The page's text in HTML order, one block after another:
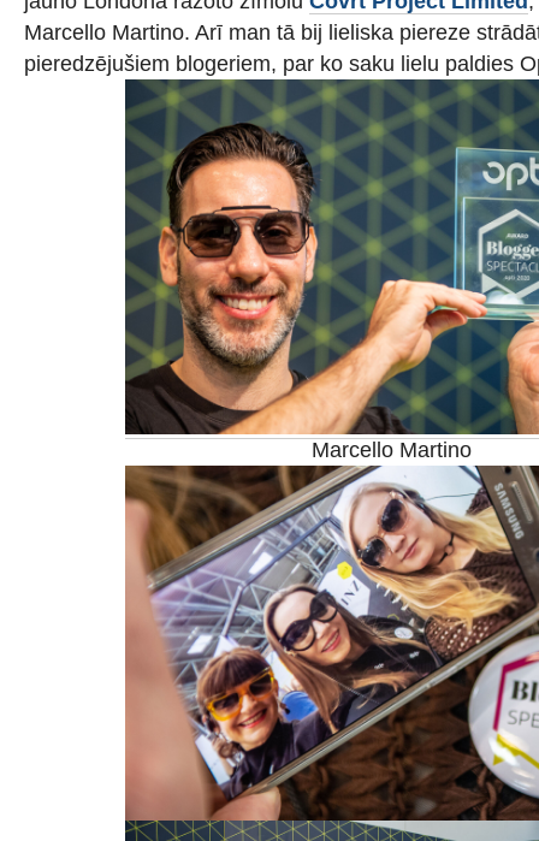
Marcello Martino. Arī man tā bij lieliska piereze
pieredzējušiem blogeriem, par ko saku lielu paldies
Marcello Martino